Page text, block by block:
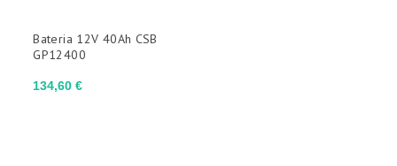
Preço
134,60 €
Bateria 12V 40Ah CSB
GP12400